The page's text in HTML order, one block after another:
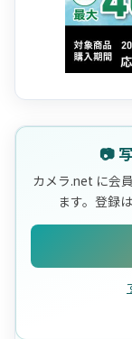
📷
カメラ.net に会
ます。登録